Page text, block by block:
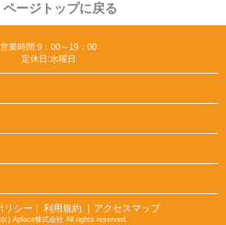
ページトップに戻る
営業時間:9：00～19：00
定休日:水曜日
リシー ｜ 利用規約 ｜アクセスマップ
Aplace株式会社 All rights reserved.